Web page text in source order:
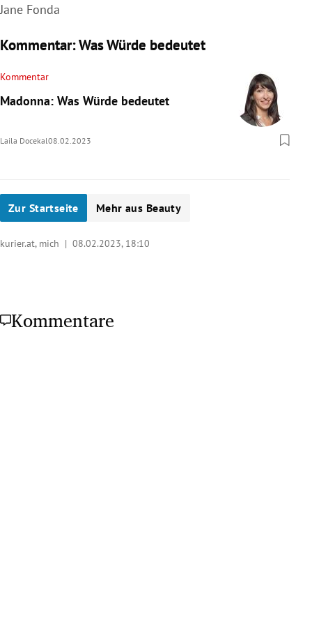
Jane Fonda
Kommentar: Was Würde bedeutet
Kommentar
Madonna: Was Würde bedeutet
Laila Docekal08.02.2023
Zur Startseite Mehr aus Beauty
kurier.at, mich | 08.02.2023, 18:10
Kommentare